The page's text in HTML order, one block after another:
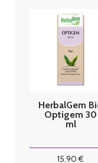
HerbalGem
Optigem 30
ml
15.90 €